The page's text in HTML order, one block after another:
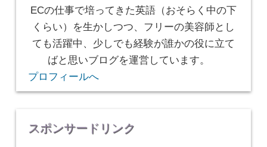
ECの仕事で培ってきた英語（おそらく中の下
くらい）を生かしつつ、フリーの美容師とし
ても活躍中、少しでも経験が誰かの役に立て
ばと思いブログを運営しています。
プロフィールへ
スポンサードリンク